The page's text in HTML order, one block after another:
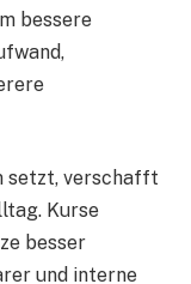
bessere
setzt, verschafft
Kurse
besser
und interne